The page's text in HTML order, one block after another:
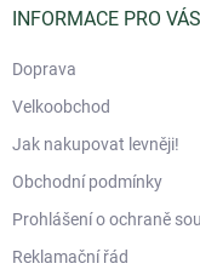
INFORMACE PRO VÁS
Doprava
Velkoobchod
Jak nakupovat levněji!
Obchodní podmínky
Prohlášení o ochraně
Reklamační řád